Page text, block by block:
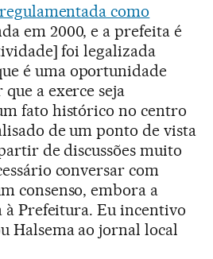
regulamentada como
em 2000, e a prefeita é
foi legalizada
é uma oportunidade
a exerce seja
fato histórico no centro
de um ponto de vista
de discussões muito
conversar com
consenso, embora a
à Prefeitura. Eu incentivo
Halsema ao jornal local